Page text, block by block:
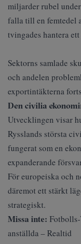
miljarder rubel
falla till en femtedel
tvingades hantera
Sektorns samlade
och andelen
exportintäkterna
Den civilia
Utvecklingen visar
Rysslands största
fungerat som en
expanderande
För europeiska och
däremot ett stärkt
strategiskt.
Missa inte:
anställda – Realtid